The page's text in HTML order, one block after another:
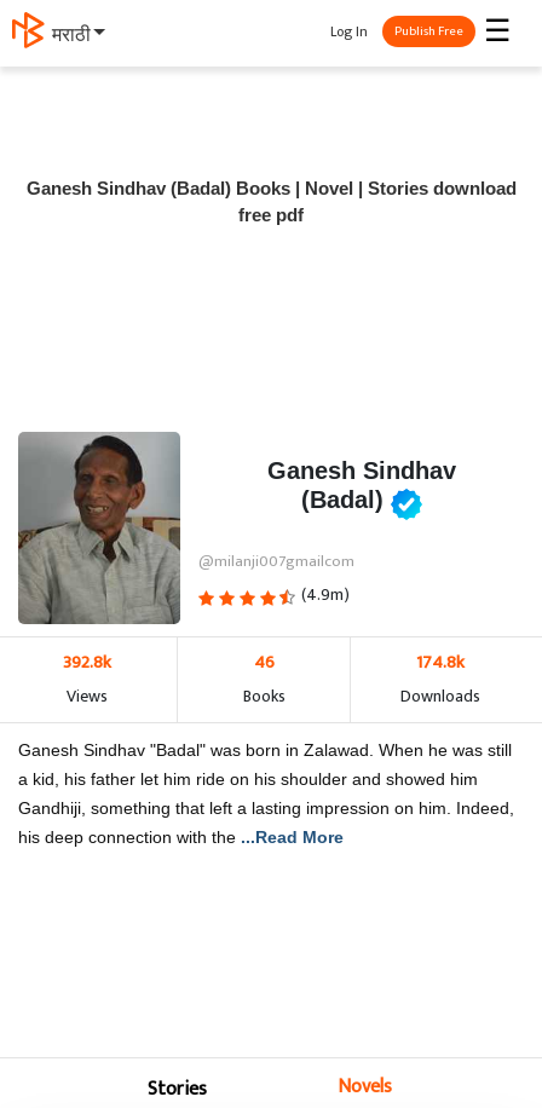
मराठी ☰
Log In Publish Free
Ganesh Sindhav (Badal) Books | Novel | Stories download
free pdf
Ganesh Sindhav
(Badal)
@milanji007gmailcom
(4.9m)
392.8k
Views
46
Books
174.8k
Downloads
Ganesh Sindhav "Badal" was born in Zalawad. When he was still
a kid, his father let him ride on his shoulder and showed him
Gandhiji, something that left a lasting impression on him. Indeed,
his deep connection with the ...Read More
Stories Novels